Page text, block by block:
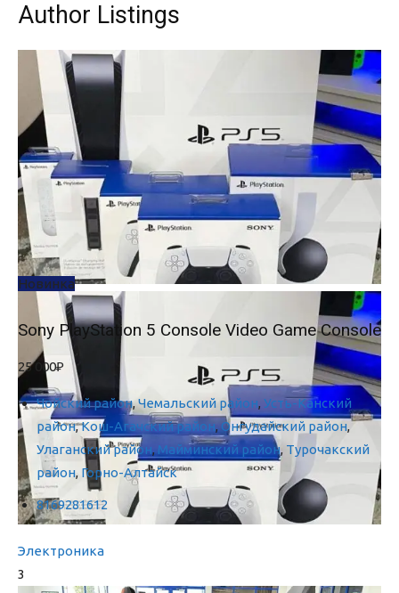
Author Listings
Новинка
Sony PlayStation 5 Console Video Game Console
25 000₽
Чойский район,Чемальский район, Усть-Канский
район,Кош-Агачский район,Онгудайский район,
Улаганский район,Майминский район, Турочакский
район, Горно-Алтайск
8169281612
Электроника
3